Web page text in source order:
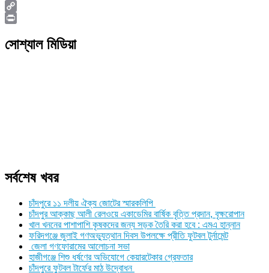
Viber
Copy
সোশ্যাল মিডিয়া
সর্বশেষ খবর
চাঁদপুরে ১১ দলীয় ঐক্য জোটের স্মারকলিপি
চাঁদপুর আক্কাছ আলী রেলওয়ে একাডেমির বার্ষিক বৃত্তি প্রদান, বৃক্ষরোপান
খাল খননের পাশাপাশি কৃষকদের জন্য সড়ক তৈরি করা হবে : এমএ হান্নান
ফরিদগঞ্জে জুলাই গণঅভ্যুত্থান দিবস উপলক্ষে প্রীতি ফুটবল টুর্নামেন্ট
জেলা গণফোরামের আলোচনা সভা
হাজীগঞ্জে শিশু ধর্ষণের অভিযোগে কেয়ারটেকার গ্রেফতার
চাঁদপুরে ফুটবল টার্ফের মাঠ উদ্বোধন